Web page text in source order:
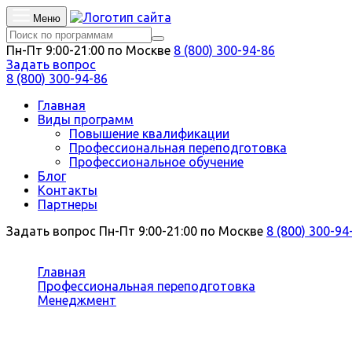
Меню
Пн-Пт 9:00-21:00 по Москве 8 (800) 300-94-86
Задать вопрос
8 (800) 300-94-86
Главная
Виды программ
Повышение квалификации
Профессиональная переподготовка
Профессиональное обучение
Блог
Контакты
Партнеры
Задать вопрос Пн-Пт 9:00-21:00 по Москве 8 (800) 300-
Главная
Профессиональная переподготовка
Менеджмент